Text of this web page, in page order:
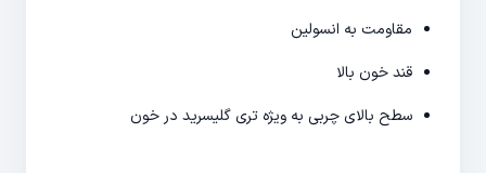
مقاومت به انسولین
قند خون بالا
سطح بالای چربی به ویژه تری­ گلیسرید در خون